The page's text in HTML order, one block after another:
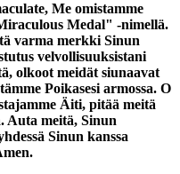
Me omistamme
Medal" -nimellä.
varma merkki Sinun
velvollisuuksistani
olkoot meidät siunaavat
Poikasesi armossa. O
Äiti, pitää meitä
Auta meitä, Sinun
Sinun kanssa